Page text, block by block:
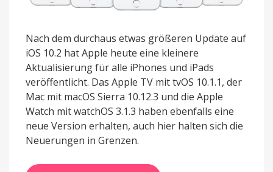
Nach dem durchaus etwas größeren Update auf
iOS 10.2 hat Apple heute eine kleinere
Aktualisierung für alle iPhones und iPads
veröffentlicht. Das Apple TV mit tvOS 10.1.1, der
Mac mit macOS Sierra 10.12.3 und die Apple
Watch mit watchOS 3.1.3 haben ebenfalls eine
neue Version erhalten, auch hier halten sich die
Neuerungen in Grenzen.